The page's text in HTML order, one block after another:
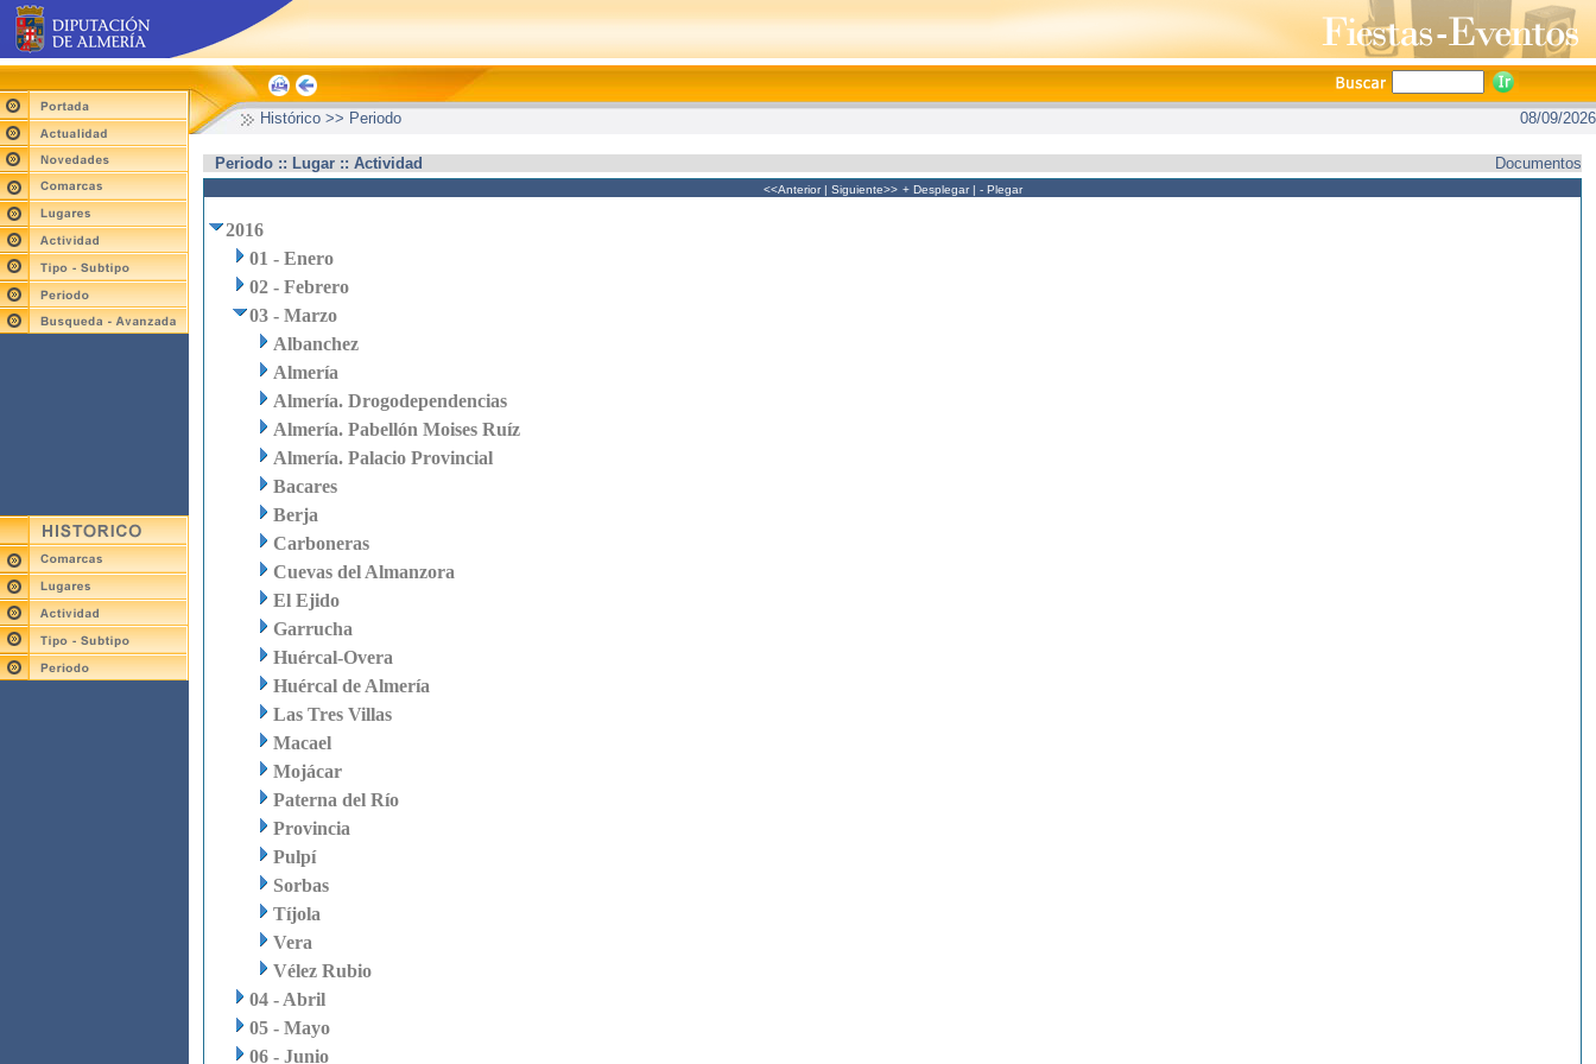
Histórico >> Periodo 08/09/2026
Periodo :: Lugar :: Actividad Documentos
<<Anterior| Siguiente>> + Desplegar| - Plegar
2016
01 - Enero
02 - Febrero
03 - Marzo
Albanchez
Almería
Almería. Drogodependencias
Almería. Pabellón Moises Ruíz
Almería. Palacio Provincial
Bacares
Berja
Carboneras
Cuevas del Almanzora
El Ejido
Garrucha
Huércal-Overa
Huércal de Almería
Las Tres Villas
Macael
Mojácar
Paterna del Río
Provincia
Pulpí
Sorbas
Tíjola
Vera
Vélez Rubio
04 - Abril
05 - Mayo
06 - Junio